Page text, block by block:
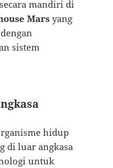
mandiri di
Marsyang
sistem
hidup
di luar angkasa
untuk